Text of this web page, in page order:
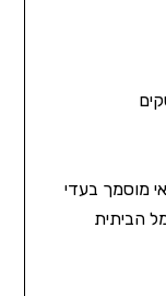
מוסמך בעדי
הביתית